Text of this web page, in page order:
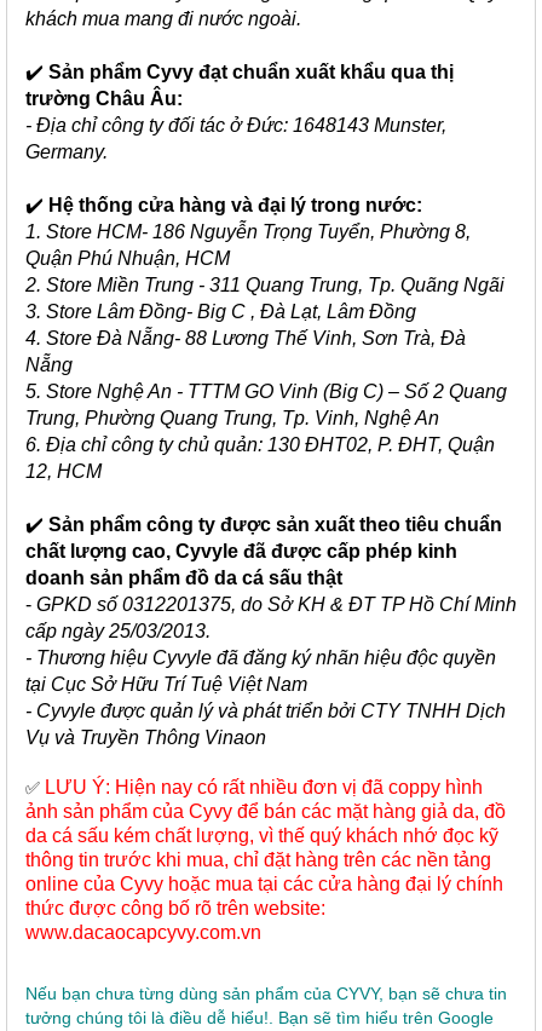
khách mua mang đi nước ngoài.
✔️ Sản phẩm Cyvy đạt chuẩn xuất khẩu qua thị
trường Châu Âu:
- Địa chỉ công ty đối tác ở Đức: 1648143 Munster,
Germany.
✔️ Hệ thống cửa hàng và đại lý trong nước:
1. Store HCM- 186 Nguyễn Trọng Tuyển, Phường 8,
Quận Phú Nhuận, HCM
2. Store Miền Trung - 311 Quang Trung, Tp. Quãng Ngãi
3. Store Lâm Đồng- Big C , Đà Lạt, Lâm Đồng
4. Store Đà Nẵng- 88 Lương Thế Vinh, Sơn Trà, Đà
Nẵng
5. Store Nghệ An - TTTM GO Vinh (Big C) – Số 2 Quang
Trung, Phường Quang Trung, Tp. Vinh, Nghệ An
6. Địa chỉ công ty chủ quản: 130 ĐHT02, P. ĐHT, Quận
12, HCM
✔️ Sản phẩm công ty được sản xuất theo tiêu chuẩn
chất lượng cao, Cyvyle đã được cấp phép kinh
doanh sản phẩm đồ da cá sấu thật
- GPKD số 0312201375, do Sở KH & ĐT TP Hồ Chí Minh
cấp ngày 25/03/2013.
- Thương hiệu Cyvyle đã đăng ký nhãn hiệu độc quyền
tại Cục Sở Hữu Trí Tuệ Việt Nam
- Cyvyle được quản lý và phát triển bởi CTY TNHH Dịch
Vụ và Truyền Thông Vinaon
✅ LƯU Ý: Hiện nay có rất nhiều đơn vị đã coppy hình
ảnh sản phẩm của Cyvy để bán các mặt hàng giả da, đồ
da cá sấu kém chất lượng, vì thế quý khách nhớ đọc kỹ
thông tin trước khi mua, chỉ đặt hàng trên các nền tảng
online của Cyvy hoặc mua tại các cửa hàng đại lý chính
thức được công bố rõ trên website:
www.dacaocapcyvy.com.vn
Nếu bạn chưa từng dùng sản phẩm của CYVY, bạn sẽ chưa tin
tưởng chúng tôi là điều dễ hiểu!. Bạn sẽ tìm hiểu trên Google